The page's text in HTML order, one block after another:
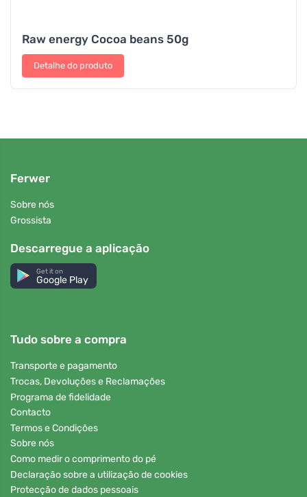
Raw energy Cocoa beans 50g
Detalhe do produto
Ferwer
Sobre nós
Grossista
Descarregue a aplicação
Get it on
Google Play
Tudo sobre a compra
Transporte e pagamento
Trocas, Devoluções e Reclamações
Programa de fidelidade
Contacto
Termos e Condições
Sobre nós
Como medir o comprimento do pé
Declaração sobre a utilização de cookies
Protecção de dados pessoais